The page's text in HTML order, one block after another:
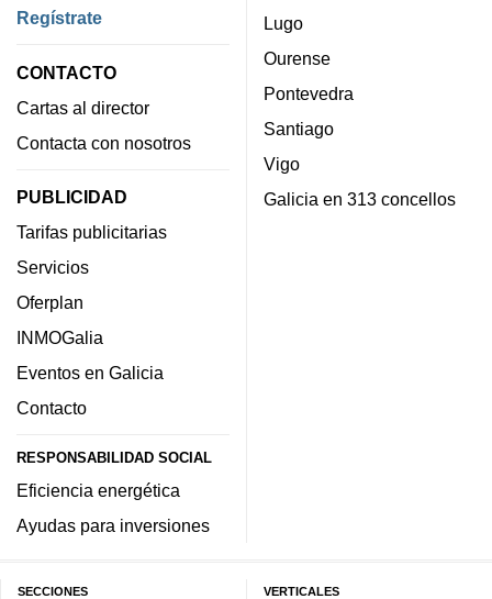
Regístrate
CONTACTO
Cartas al director
Contacta con nosotros
PUBLICIDAD
Tarifas publicitarias
Servicios
Oferplan
INMOGalia
Eventos en Galicia
Contacto
RESPONSABILIDAD SOCIAL
Eficiencia energética
Ayudas para inversiones
Lugo
Ourense
Pontevedra
Santiago
Vigo
Galicia en 313 concellos
SECCIONES VERTICALES